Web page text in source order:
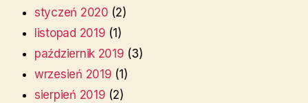
styczeń 2020 (2)
listopad 2019 (1)
październik 2019 (3)
wrzesień 2019 (1)
sierpień 2019 (2)